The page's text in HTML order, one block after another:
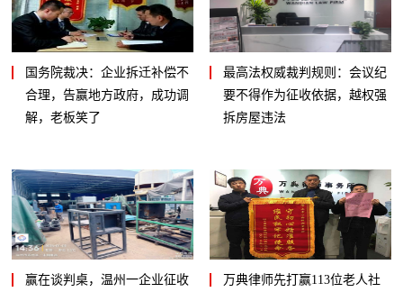
国务院裁决：企业拆迁补偿不
合理，告赢地方政府，成功调
解，老板笑了
最高法权威裁判规则：会议纪
要不得作为征收依据，越权强
拆房屋违法
赢在谈判桌，温州一企业征收
万典律师先打赢113位老人社